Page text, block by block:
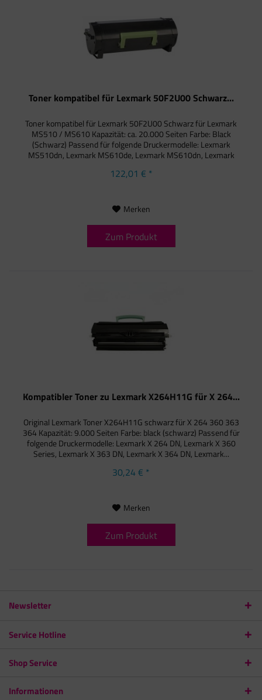
Toner kompatibel für Lexmark 50F2U00 Schwarz...
Toner kompatibel für Lexmark 50F2U00 Schwarz für Lexmark
MS510 / MS610 Kapazität: ca. 20.000 Seiten Farbe: Black
(Schwarz) Passend für folgende Druckermodelle: Lexmark
MS510dn, Lexmark MS610de, Lexmark MS610dn, Lexmark
122,01 € *
Merken
Zum Produkt
Kompatibler Toner zu Lexmark X264H11G für X 264...
Original Lexmark Toner X264H11G schwarz für X 264 360 363
364 Kapazität: 9.000 Seiten Farbe: black (schwarz) Passend für
folgende Druckermodelle: Lexmark X 264 DN, Lexmark X 360
Series, Lexmark X 363 DN, Lexmark X 364 DN, Lexmark...
30,24 € *
Merken
Zum Produkt
Newsletter
Service Hotline
Shop Service
Informationen